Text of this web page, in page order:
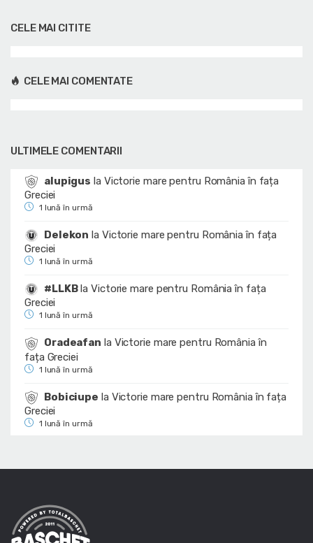
CELE MAI CITITE
CELE MAI COMENTATE
ULTIMELE COMENTARII
alupigus la Victorie mare pentru România în fața
Greciei
1 lună în urmă
Delekon la Victorie mare pentru România în fața
Greciei
1 lună în urmă
#LLKBlaVictorie mare pentru România în fața
Greciei
1 lună în urmă
Oradeafan la Victorie mare pentru România în
fața Greciei
1 lună în urmă
Bobiciupe la Victorie mare pentru România în fața
Greciei
1 lună în urmă